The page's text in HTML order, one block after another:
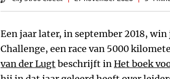
Een jaar later, in september 2018,
Challenge, een race van 5000
van der Lugt beschrijft inHet boek